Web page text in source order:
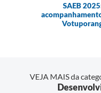
SAEB
VEJA MAIS da